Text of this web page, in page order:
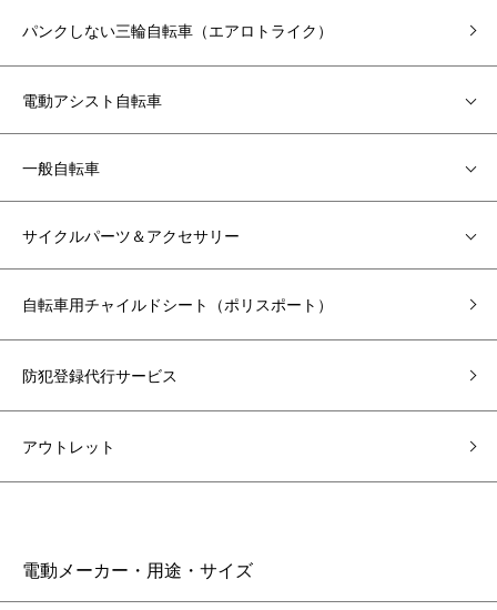
パンクしない三輪自転車（エアロトライク）
電動アシスト自転車
一般自転車
サイクルパーツ＆アクセサリー
自転車用チャイルドシート（ポリスポート）
防犯登録代行サービス
アウトレット
電動メーカー・用途・サイズ